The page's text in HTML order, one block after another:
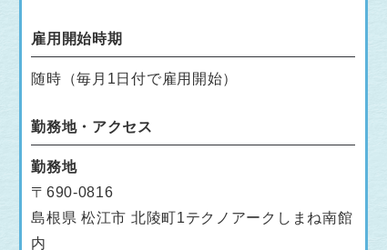
雇用開始時期
随時（毎月1日付で雇用開始）
勤務地・アクセス
勤務地
〒690-0816
島根県 松江市 北陵町1テクノアークしまね南館
内